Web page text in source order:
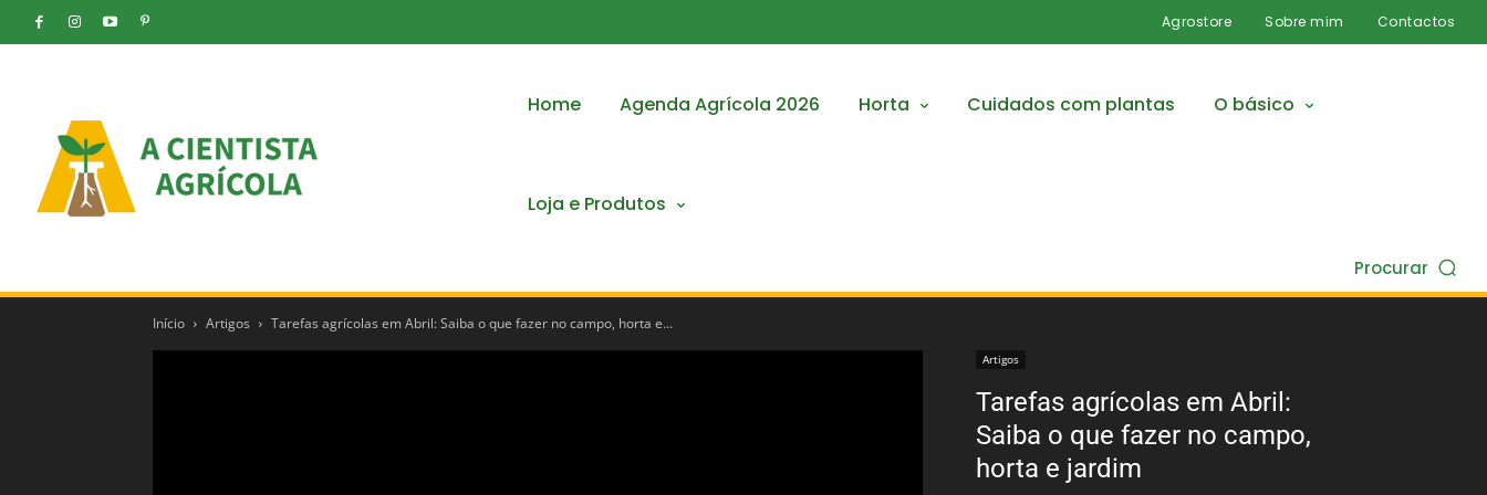
Agrostore Sobre mim Contactos
Home Agenda Agrícola 2026 Horta Cuidados com plantas O básico
Loja e Produtos
Procurar
Início Artigos Tarefas agrícolas em Abril: Saiba o que fazer no campo, horta e...
Artigos
Tarefas agrícolas em Abril:
Saiba o que fazer no campo,
horta e jardim